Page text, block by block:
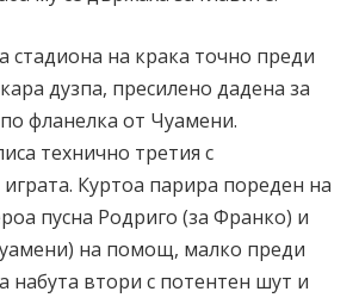
стадиона на крака точно преди
дузпа, пресилено дадена за
фланелка от Чуамени.
технично третия с
Куртоа парира пореден на
пусна Родриго (за Франко) и
на помощ, малко преди
набута втори с потентен шут и